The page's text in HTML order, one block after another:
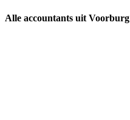
Alle accountants uit Voorburg